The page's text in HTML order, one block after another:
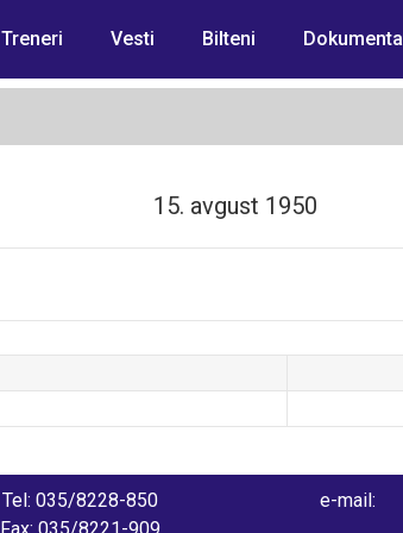
Treneri Vesti Bilteni Dokumenta
15. avgust 1950
Tel: 035/8228-850
e-mail: